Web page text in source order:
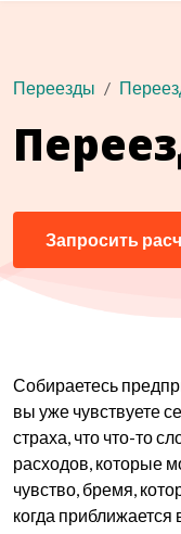
Переезды
Запросить
Собираетесь
вы уже чувствуете
страха, что что-то
расходов, которые
чувство, бремя,
когда